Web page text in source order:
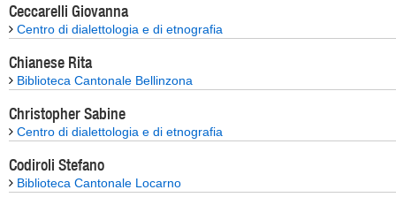
Ceccarelli Giovanna
Centro di dialettologia e di etnografia
Chianese Rita
Biblioteca Cantonale Bellinzona
Christopher Sabine
Centro di dialettologia e di etnografia
Codiroli Stefano
Biblioteca Cantonale Locarno